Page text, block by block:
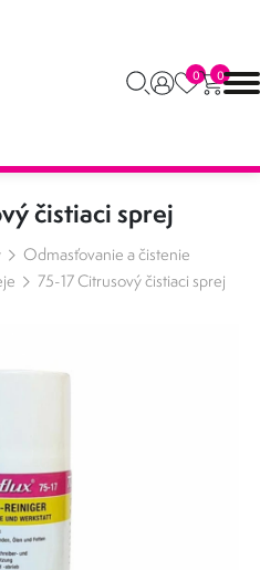
0 0
čistiaci sprej
Odmasťovanie a čistenie
75-17 Citrusový čistiaci sprej